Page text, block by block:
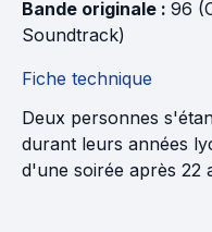
Bande originale : 96
Soundtrack)
Fiche technique
Deux personnes
durant leurs années
d'une soirée après 22